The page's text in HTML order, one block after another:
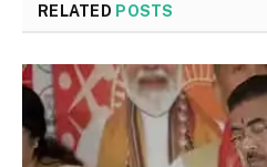
RELATED POSTS